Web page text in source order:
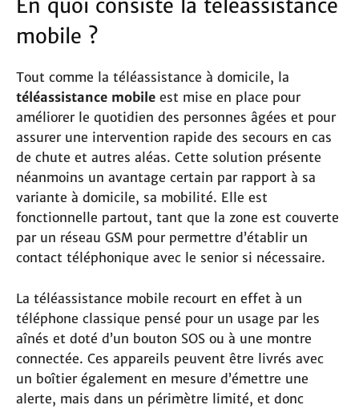
En quoi consiste la téléassistance
mobile ?
Tout comme la téléassistance à domicile, la
téléassistance mobile est mise en place pour
améliorer le quotidien des personnes âgées et pour
assurer une intervention rapide des secours en cas
de chute et autres aléas. Cette solution présente
néanmoins un avantage certain par rapport à sa
variante à domicile, sa mobilité. Elle est
fonctionnelle partout, tant que la zone est couverte
par un réseau GSM pour permettre d’établir un
contact téléphonique avec le senior si nécessaire.
La téléassistance mobile recourt en effet à un
téléphone classique pensé pour un usage par les
aînés et doté d’un bouton SOS ou à une montre
connectée. Ces appareils peuvent être livrés avec
un boîtier également en mesure d’émettre une
alerte, mais dans un périmètre limité, et donc